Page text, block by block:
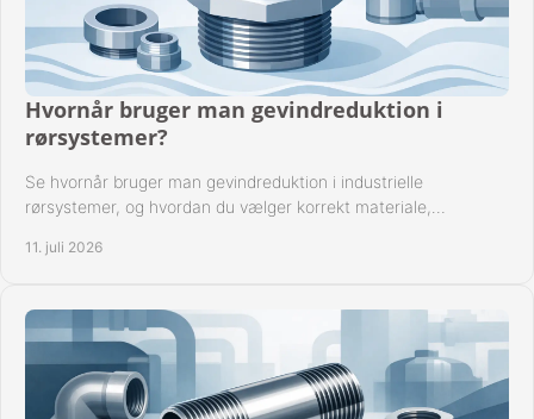
Hvornår bruger man gevindreduktion i
rørsystemer?
Se hvornår bruger man gevindreduktion i industrielle
rørsystemer, og hvordan du vælger korrekt materiale,
11. juli 2026